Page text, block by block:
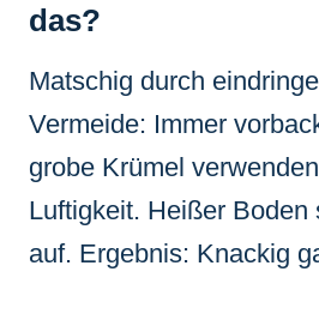
das?
Matschig durch
Vermeide: Immer
grobe Krümel
Luftigkeit. Heißer Boden
auf. Ergebnis: Knackig